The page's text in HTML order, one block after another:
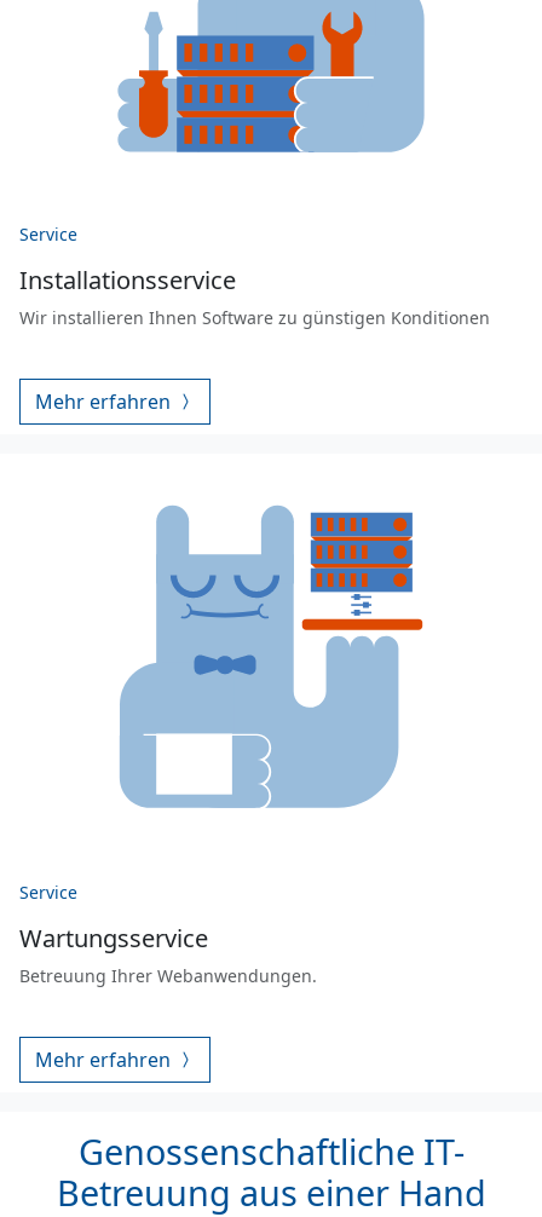
Service
Installationsservice
Wir installieren Ihnen Software zu günstigen Konditionen
Mehr erfahren
Service
Wartungsservice
Betreuung Ihrer Webanwendungen.
Mehr erfahren
Genossenschaftliche IT-
Betreuung aus einer Hand